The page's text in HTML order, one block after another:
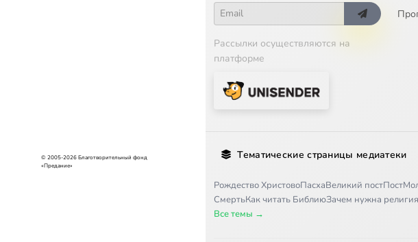
© 2005-2026 Благотворительный фонд
«Предание»
Рассылки осуществляются на
платформе
Тематические страницы медиатеки
Рождество ХристовоПасхаВеликий постПост
СмертьКак читать БиблиюЗачем нужна религия
Все темы →